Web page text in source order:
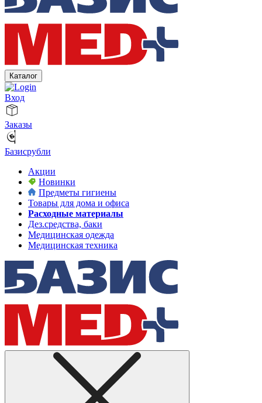
Каталог
Вход
Заказы
Базисрубли
Акции
Новинки
Предметы гигиены
Товары для дома и офиса
Расходные материалы
Дез.средства, баки
Медицинская одежда
Медицинская техника